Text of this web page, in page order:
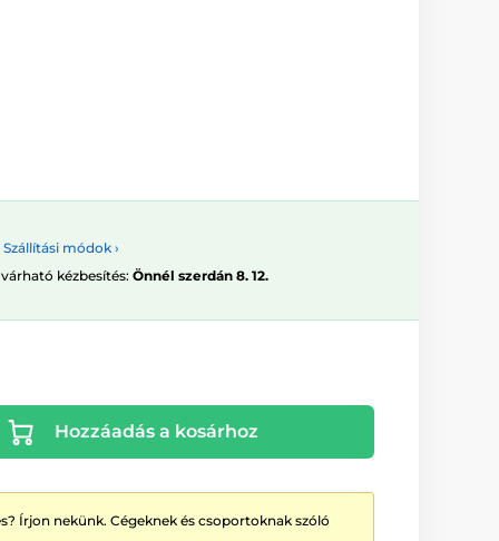
Szállítási módok ›
kézbesítés: Önnél szerdán 8. 12.
Hozzáadás a kosárhoz
Írjon nekünk. Cégeknek és csoportoknak szóló